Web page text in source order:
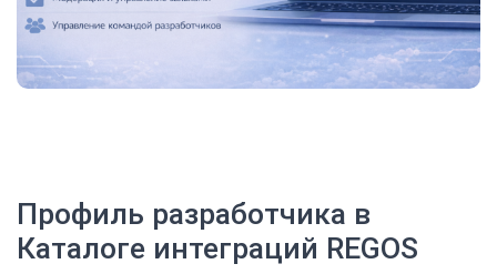
Профиль разработчика в
Каталоге интеграций REGOS